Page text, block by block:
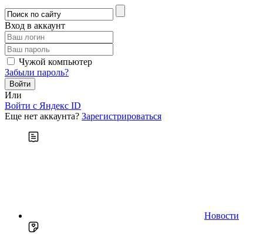
Вход в аккаунт
Чужой компьютер
Забыли пароль?
Или
Войти c Яндекс ID
Еще нет аккаунта? Зарегистрироваться
Новости